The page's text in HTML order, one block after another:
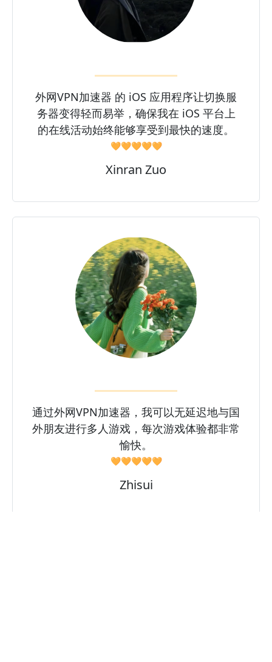
外网VPN加速器 的 iOS 应用程序让切换服
务器变得轻而易举，确保我在 iOS 平台上
的在线活动始终能够享受到最快的速度。
🧡🧡🧡🧡🧡
Xinran Zuo
通过外网VPN加速器，我可以无延迟地与国
外朋友进行多人游戏，每次游戏体验都非常
愉快。
🧡🧡🧡🧡🧡
Zhisui